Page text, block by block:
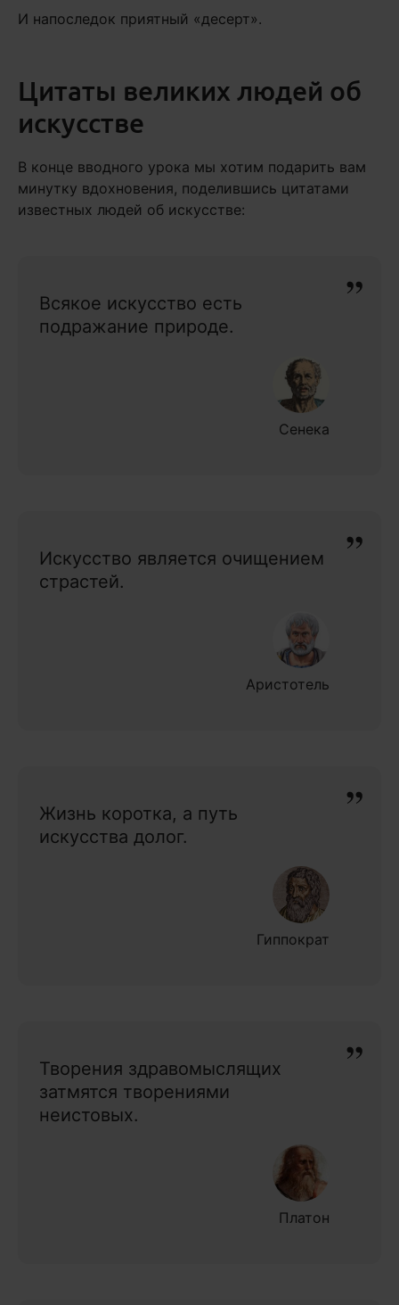
И напоследок приятный «десерт».
Цитаты великих людей об
искусстве
В конце вводного урока мы хотим подарить вам
минутку вдохновения, поделившись цитатами
известных людей об искусстве:
Всякое искусство есть
подражание природе.
Сенека
Искусство является очищением
страстей.
Аристотель
Жизнь коротка, а путь
искусства долог.
Гиппократ
Творения здравомыслящих
затмятся творениями
неистовых.
Платон